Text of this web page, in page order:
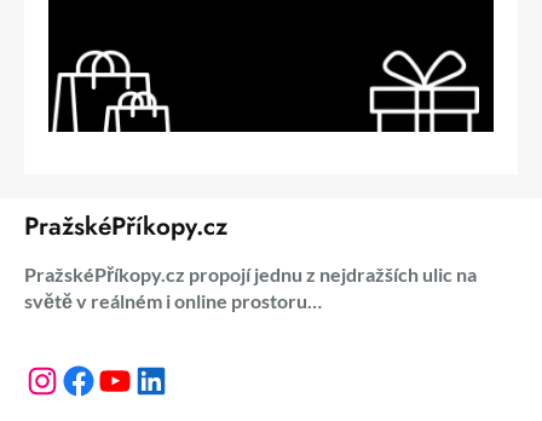
PražskéPříkopy.cz
PražskéPříkopy.cz propojí jednu z nejdražších ulic na
světě v reálném i online prostoru…
Instagram Facebook YouTube LinkedIn